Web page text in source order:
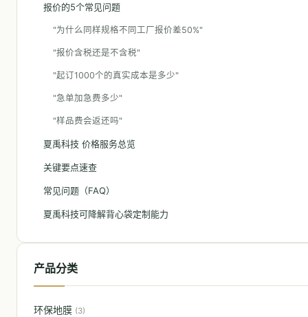
报价的5个常见问题
"为什么同样规格不同工厂报价差50%"
"报价含税还是不含税"
"起订1000个的真实成本是多少"
"急单加急费多少"
"样品费会返还吗"
夏禹科技 价格服务总览
关键要点速查
常见问题（FAQ）
夏禹科技可降解背心袋定制能力
产品分类
环保地膜 (3)